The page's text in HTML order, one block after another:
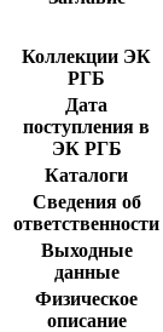
Коллекции ЭК
РГБ
Дата
поступления в
ЭК РГБ
Каталоги
Сведения об
ответственности
Выходные
данные
Физическое
описание